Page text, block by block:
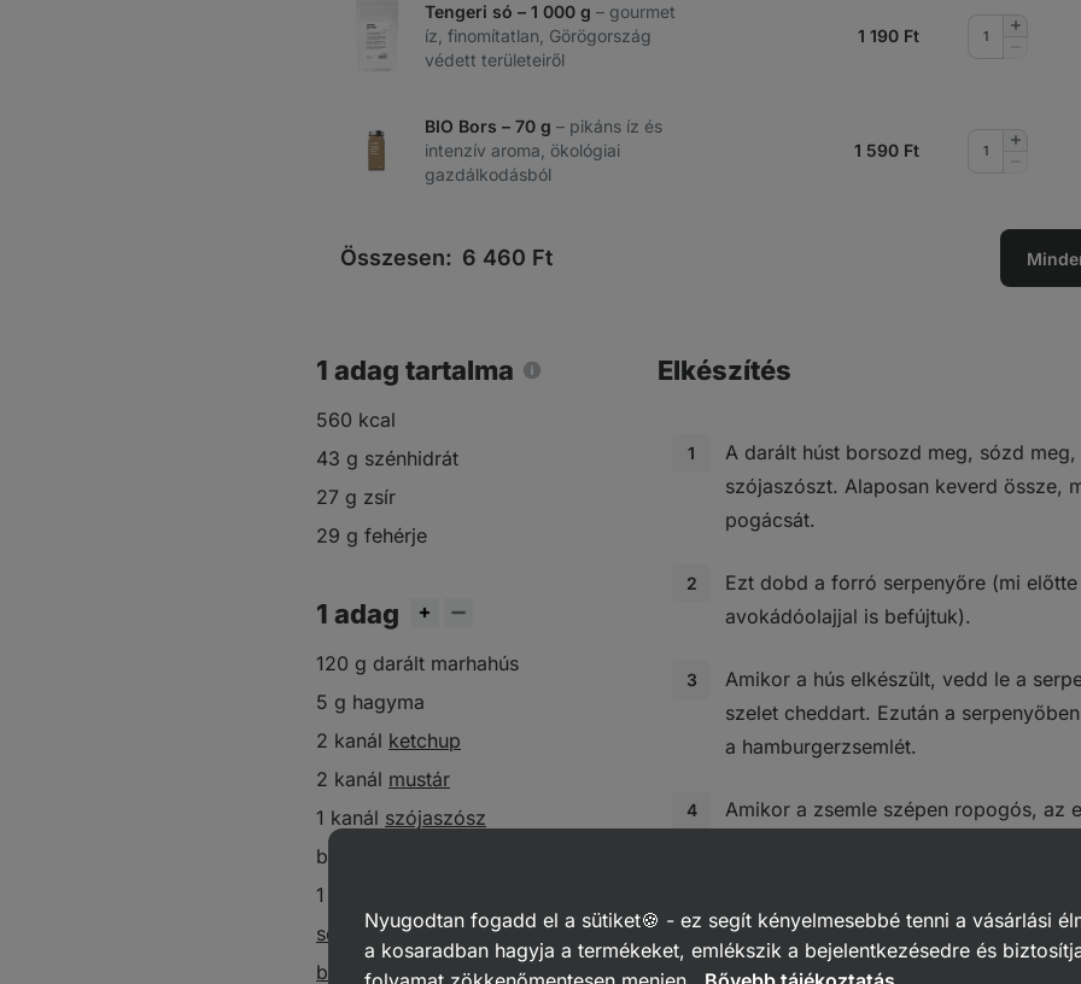
Tengeri só – 1 000 g – gourmet
íz, finomítatlan, Görögország
védett területeiről
1 190 Ft
Mennyiség
BIO Bors – 70 g – pikáns íz és
intenzív aroma, ökológiai
gazdálkodásból
1 590 Ft
Mennyiség
Összesen: 6 460 Ft
1 adag tartalma
560 kcal
43 g szénhidrát
27 g zsír
29 g fehérje
1 adag
120 g darált marhahús
5 g hagyma
2 kanál ketchup
2 kanál mustár
1 kanál szójaszósz
burger zsemle
1 szelet cheddar
só
bors
Elkészítés
A darált húst borsozd meg, sózd
szójaszószt. Alaposan keverd össze,
pogácsát.
Ezt dobd a forró serpenyőre (mi
avokádóolajjal is befújtuk).
Amikor a hús elkészült, vedd le a
szelet cheddart. Ezután a
a hamburgerzsemlét.
Amikor a zsemle szépen ropogós, az
ketchuppal, a másikat mustárral,
Mi egy könnyű, egyszerű salátát
étel maximálisan kiegyensúlyozott
Nyugodtan fogadd el a sütiket🍪 - ez segít kényelmesebbé tenni a vásárlási
a kosaradban hagyja a termékeket, emlékszik a bejelentkezésedre és